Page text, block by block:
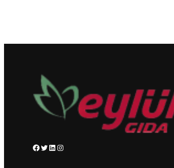
Facebook Twitter LinkedIn Instagram